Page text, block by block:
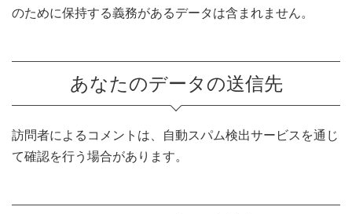
のために保持する義務があるデータは含まれません。
あなたのデータの送信先
訪問者によるコメントは、自動スパム検出サービスを通じ
て確認を行う場合があります。